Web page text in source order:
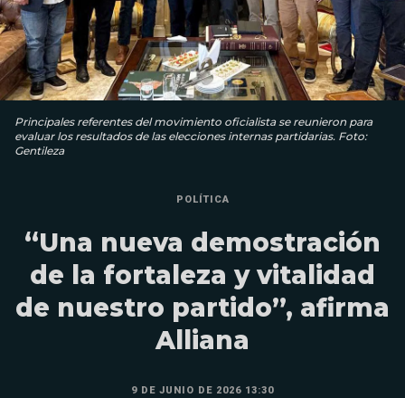
Principales referentes del movimiento oficialista se reunieron para
evaluar los resultados de las elecciones internas partidarias. Foto:
Gentileza
POLÍTICA
“Una nueva demostración
de la fortaleza y vitalidad
de nuestro partido”, afirma
Alliana
9 DE JUNIO DE 2026 13:30